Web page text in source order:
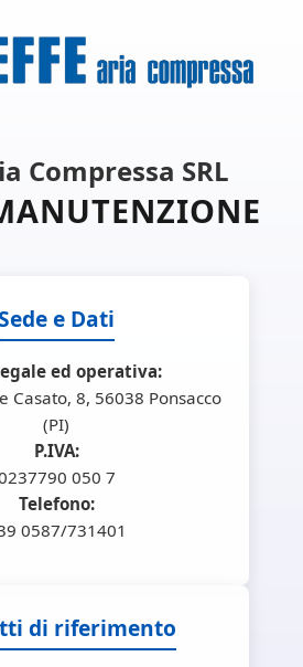
Compressa SRL
e Dati
ed operativa:
Casato, 8, 56038 Ponsacco
(PI)
P.IVA:
050 7
Telefono:
0587/731401
di riferimento